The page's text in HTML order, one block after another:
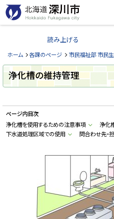
本
文
へ
ュ
へ
北
道
深
川
市
k
a
読み上げる
ホーム 各課のページ 市民福祉部 市民
浄化槽の維持管理
ページ内目次
浄化槽を使用するための注意事項
浄化
下水道処理区域での使用
問合わせ先・